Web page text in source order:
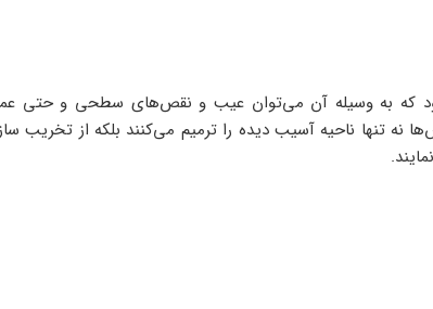
که به وسیله آن‌ می‌توان عیب و نقص‌های سطحی و حتی عمیق
نه تنها ناحیه آسیب دیده را ترمیم‌ می‌کنند بلکه از تخریب